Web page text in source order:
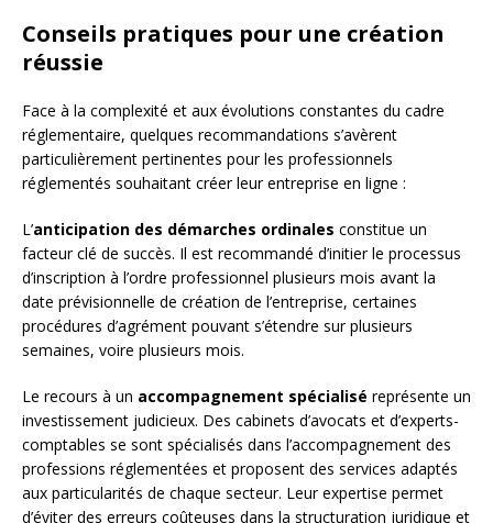
Conseils pratiques pour une création
réussie
Face à la complexité et aux évolutions constantes du cadre
réglementaire, quelques recommandations s’avèrent
particulièrement pertinentes pour les professionnels
réglementés souhaitant créer leur entreprise en ligne :
L’anticipation des démarches ordinales constitue un
facteur clé de succès. Il est recommandé d’initier le processus
d’inscription à l’ordre professionnel plusieurs mois avant la
date prévisionnelle de création de l’entreprise, certaines
procédures d’agrément pouvant s’étendre sur plusieurs
semaines, voire plusieurs mois.
Le recours à un accompagnement spécialisé représente un
investissement judicieux. Des cabinets d’avocats et d’experts-
comptables se sont spécialisés dans l’accompagnement des
professions réglementées et proposent des services adaptés
aux particularités de chaque secteur. Leur expertise permet
d’éviter des erreurs coûteuses dans la structuration juridique et